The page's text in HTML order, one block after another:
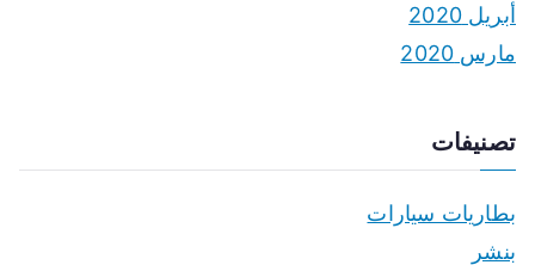
أبريل 2020
مارس 2020
تصنيفات
بطاريات سيارات
بنشر